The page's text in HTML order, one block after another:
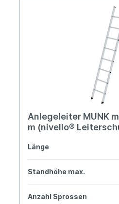
Anlegeleiter MUNK
m (nivello®
Länge
Standhöhe max.
Anzahl Sprossen